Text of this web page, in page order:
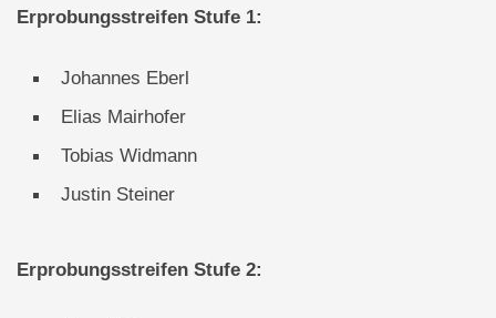
Erprobungsstreifen Stufe 1:
Johannes Eberl
Elias Mairhofer
Tobias Widmann
Justin Steiner
Erprobungsstreifen Stufe 2: